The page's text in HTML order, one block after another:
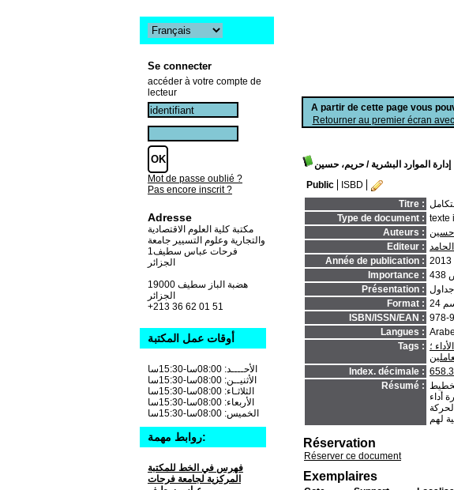
A partir de cette page vous
Retourner au premier écran avec
إدارة الموارد البشرية / حريم، حسين
Public
ISBD
Titre :
Type de document : texte
Auteurs : حسين
Editeur :
Année de publication : 2013
Importance :
Présentation :
Format :
ISBN/ISSN/EAN : 978-
Langues : Arabe
Tags : ؛
Index. décimale : 658.3
Résumé :
أداء
Réservation
Réserver ce document
Exemplaires
Se connecter
accéder à votre compte de
lecteur
Mot de passe oublié ?
Pas encore inscrit ?
Adresse
مكتبة كلية العلوم الاقتصادية
والتجارية وعلوم التسيير جامعة
فرحات عباس سطيف1
الجزائر
19000 هضبة الباز سطيف
+213 36 62 01 51
أوقات عمل المكتبة
الأحــــد: 08:00سا-15:30سا
الأثنيــن: 08:00سا-15:30سا
الثلاثـاء: 08:00سا-15:30سا
الأربعاء: 08:00سا-15:30سا
الخميس: 08:00سا-15:30سا
روابط مهمة:
فهرس في الخط للمكتبة
المركزية لجامعة فرحات